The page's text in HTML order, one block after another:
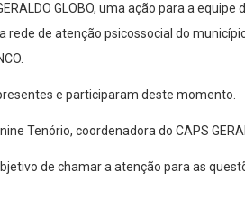
GLOBO, uma ação para a
de atenção psicossocial do
e participaram deste momento.
Tenório, coordenadora do CAPS
de chamar a atenção para as